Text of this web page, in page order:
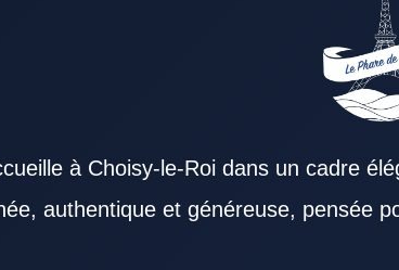
à Choisy-le-Roi dans un cadre
authentique et généreuse, pensée